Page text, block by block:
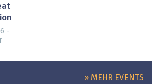
-
» MEHR EVENTS